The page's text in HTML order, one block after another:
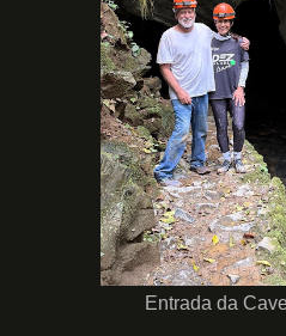
Entrada da